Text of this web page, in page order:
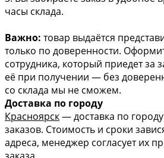
часы склада.
Важно: товар выдаётся
только по доверенности.
сотрудника, который приедет за
её при получении — без
со склада мы не сможем.
Доставка по городу
Красноярск— доставка по
заказов. Стоимость и сроки
адреса, менеджер согласует их